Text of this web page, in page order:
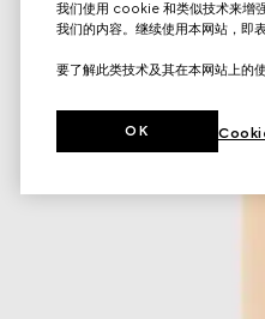
我们使用 cookie 和类似技术来增
我们的内容。继续使用本网站，即
要了解此类技术及其在本网站上的
OK